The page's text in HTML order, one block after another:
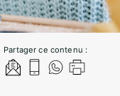
Partager ce contenu :